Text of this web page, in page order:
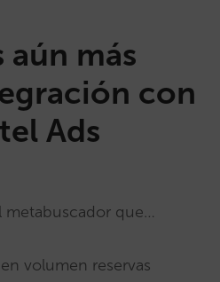
más
con
Ads
metabuscador que…
volumen reservas